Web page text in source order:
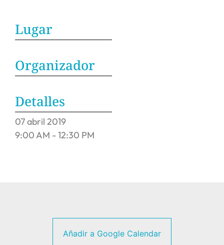
Lugar
Organizador
Detalles
07abril 2019
9:00 AM - 12:30 PM
Añadir a Google Calendar